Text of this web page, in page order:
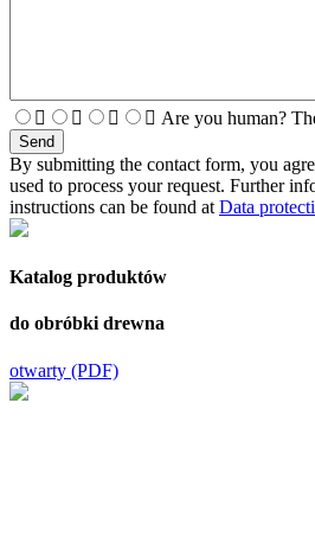
Are you human?
By submitting the contact form, you
used to process your request. Further
instructions can be found at Data
Katalog produktów
do obróbki drewna
otwarty (PDF)